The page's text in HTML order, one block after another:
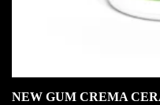
NEW GUM CREMA